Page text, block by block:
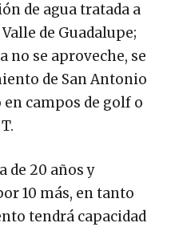
de agua tratada a
de Guadalupe;
no se aproveche, se
de San Antonio
en campos de golf o
de 20 años y
10 más, en tanto
tendrá capacidad